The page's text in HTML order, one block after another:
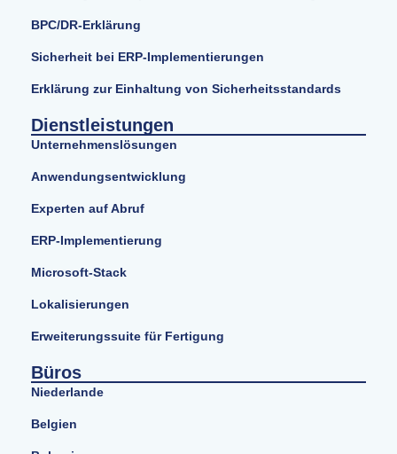
BPC/DR-Erklärung
Sicherheit bei ERP-Implementierungen
Erklärung zur Einhaltung von Sicherheitsstandards
Dienstleistungen
Unternehmenslösungen
Anwendungsentwicklung
Experten auf Abruf
ERP-Implementierung
Microsoft-Stack
Lokalisierungen
Erweiterungssuite für Fertigung
Büros
Niederlande
Belgien